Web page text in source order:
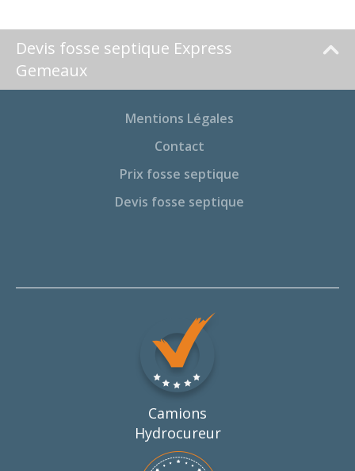
Devis fosse septique Express
Gemeaux
Mentions Légales
Contact
Prix fosse septique
Devis fosse septique
Camions
Hydrocureur